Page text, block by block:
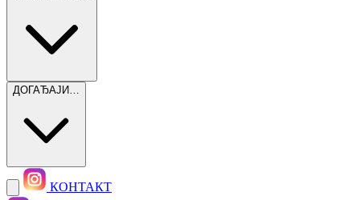
ДОГАЂАЈИ…
КОНТАКТ